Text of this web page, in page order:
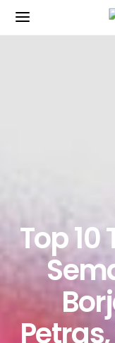
Top